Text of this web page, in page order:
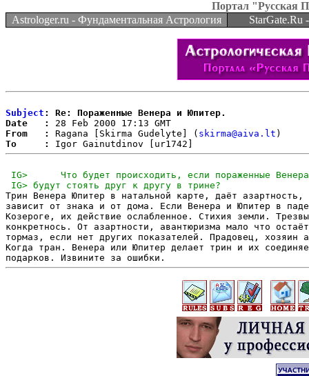
Портал "Русская
Astrologer.ru - Фундаментальная Астрология
StarGate.Ru
Subject : Re: Пораженные Венера и Юпитер.
Date   :
From   :
Ragana [Skirma Gudelyte] ( skirma@aiva.lt
To     :
Трин Венера Юпитер в натальной карте, даёт
зависит от знака и от дома. Если Венера и Юпитер в
Козероге, их действие ослабленное. Стихия земли.
конкретнось. От азартности, авантюризма мало что
тормаз, если нет других показателей. Прадовец, хозяин
Когда тран. Венера или Юпитер делает трин и их